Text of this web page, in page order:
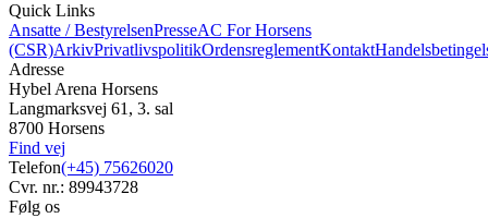
Quick Links
Ansatte / BestyrelsenPresseAC For Horsens
(CSR)ArkivPrivatlivspolitikOrdensreglementKontakt
Adresse
Hybel Arena Horsens
Langmarksvej 61, 3. sal
8700 Horsens
Find vej
Telefon(+45) 75626020
Cvr. nr.: 89943728
Følg os